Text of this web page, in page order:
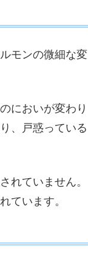
モンの微細な変
においが変わり
、戸惑っている
れていません。
ています。